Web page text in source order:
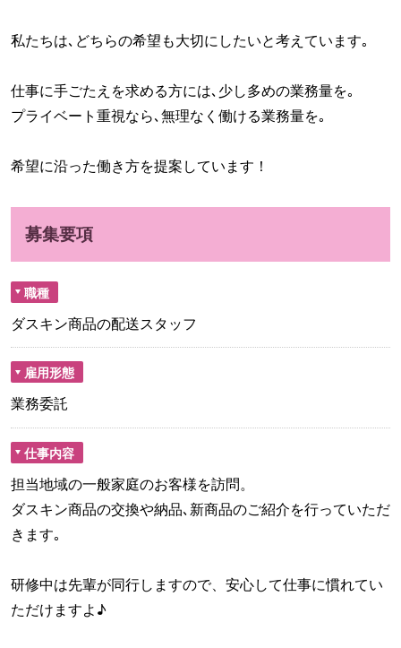
私たちは､どちらの希望も大切にしたいと考えています｡
仕事に手ごたえを求める方には､少し多めの業務量を｡
プライベート重視なら､無理なく働ける業務量を｡
希望に沿った働き方を提案しています！
募集要項
職種
ダスキン商品の配送スタッフ
雇用形態
業務委託
仕事内容
担当地域の一般家庭のお客様を訪問。
ダスキン商品の交換や納品､新商品のご紹介を行っていただ
きます｡
研修中は先輩が同行しますので、安心して仕事に慣れてい
ただけますよ♪